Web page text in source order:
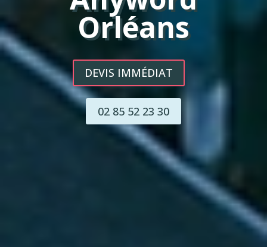
Orléans
DEVIS IMMÉDIAT
02 85 52 23 30